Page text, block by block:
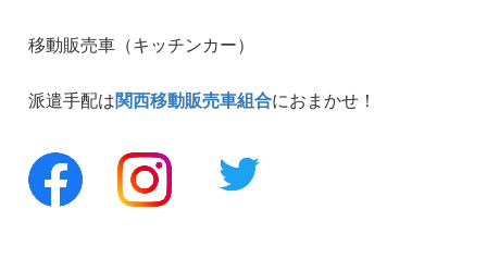
移動販売車（キッチンカー）
派遣手配は関西移動販売車組合におまかせ！